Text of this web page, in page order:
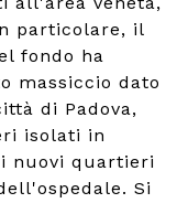
particolare, il
fondo ha
massiccio dato
di Padova,
isolati in
nuovi quartieri
Si